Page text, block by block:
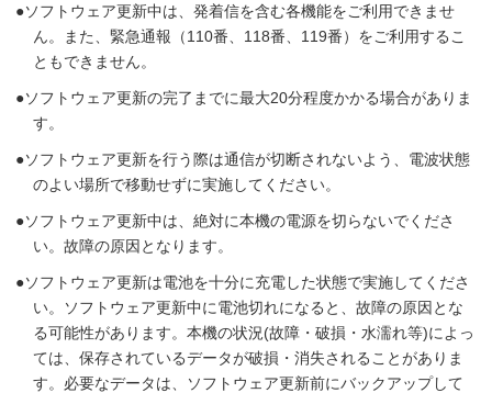
ソフトウェア更新中は、発着信を含む各機能をご利用できませ
ん。また、緊急通報（110番、118番、119番）をご利用するこ
ともできません。
ソフトウェア更新の完了までに最大20分程度かかる場合がありま
す。
ソフトウェア更新を行う際は通信が切断されないよう、電波状態
のよい場所で移動せずに実施してください。
ソフトウェア更新中は、絶対に本機の電源を切らないでくださ
い。故障の原因となります。
ソフトウェア更新は電池を十分に充電した状態で実施してくださ
い。ソフトウェア更新中に電池切れになると、故障の原因とな
る可能性があります。本機の状況(故障・破損・水濡れ等)によっ
ては、保存されているデータが破損・消失されることがありま
す。必要なデータは、ソフトウェア更新前にバックアップして